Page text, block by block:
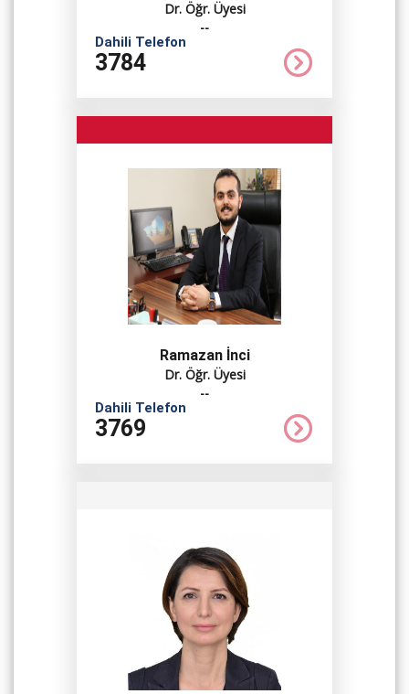
Dr. Öğr. Üyesi
--
Dahili Telefon
3784
Ramazan İnci
Dr. Öğr. Üyesi
--
Dahili Telefon
3769